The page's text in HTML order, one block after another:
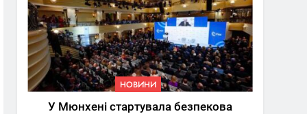
НОВИНИ
У Мюнхені стартувала безпекова